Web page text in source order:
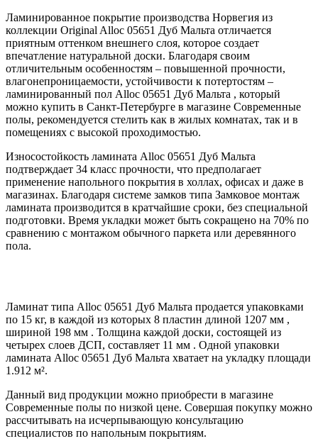
Ламинированное покрытие производства Норвегия из
коллекции Original Alloc 05651 Дуб Мальта отличается
приятным оттенком внешнего слоя, которое создает
впечатление натуральной доски. Благодаря своим
отличительным особенностям – повышенной прочности,
влагонепроницаемости, устойчивости к потертостям –
ламинированный пол Alloc 05651 Дуб Мальта , который
можно купить в Санкт-Петербурге в магазине Современные
полы, рекомендуется стелить как в жилых комнатах, так и в
помещениях с высокой проходимостью.
Износостойкость ламината Alloc 05651 Дуб Мальта
подтверждает 34 класс прочности, что предполагает
применение напольного покрытия в холлах, офисах и даже в
магазинах. Благодаря системе замков типа Замковое монтаж
ламината производится в кратчайшие сроки, без специальной
подготовки. Время укладки может быть сокращено на 70% по
сравнению с монтажом обычного паркета или деревянного
пола.
Ламинат типа Alloc 05651 Дуб Мальта продается упаковками
по 15 кг, в каждой из которых 8 пластин длиной 1207 мм ,
шириной 198 мм . Толщина каждой доски, состоящей из
четырех слоев ДСП, составляет 11 мм . Одной упаковки
ламината Alloc 05651 Дуб Мальта хватает на укладку площади
1.912 м².
Данный вид продукции можно приобрести в магазине
Современные полы по низкой цене. Совершая покупку можно
рассчитывать на исчерпывающую консультацию
специалистов по напольным покрытиям.